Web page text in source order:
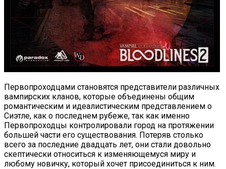
Первопроходцами становятся представители различных
вампирских кланов, которые объединены общим
романтическим и идеалистическим представлением о
Сиэтле, как о последнем рубеже, так как именно
Первопроходцы контролировали город на протяжении
большей части его существования. Потеряв столько
всего за последние двадцать лет, они стали довольно
скептически относиться к изменяющемуся миру и
любому новичку, который хочет присоединиться к ним.